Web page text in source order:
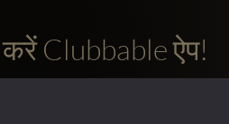
Clubbable ऐप!